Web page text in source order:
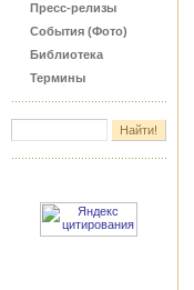
Пресс-релизы
События (Фото)
Библиотека
Термины